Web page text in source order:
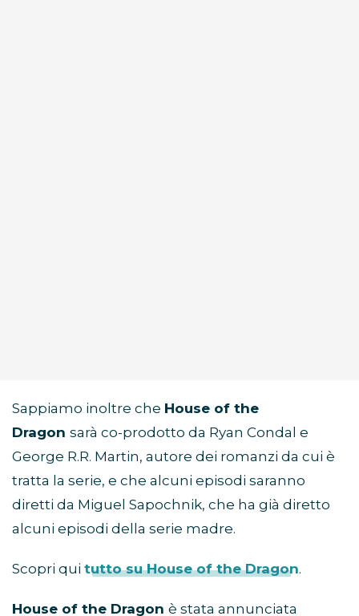
Sappiamo inoltre che House of the
Dragon sarà co-prodotto da Ryan Condal e
George R.R. Martin, autore dei romanzi da cui è
tratta la serie, e che alcuni episodi saranno
diretti da Miguel Sapochnik, che ha già diretto
alcuni episodi della serie madre.
Scopri qui tutto su House of the Dragon.
House of the Dragon è stata annunciata